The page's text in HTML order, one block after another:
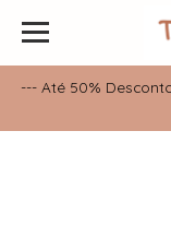
--- Até 50%